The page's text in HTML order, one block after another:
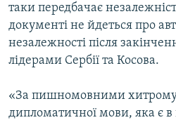
УКР
КТАТ
таки передбачає
документі не йдеться про
незалежності після
лідерами Сербії та Косова.
«За пишномовними
дипломатичної мови, яка є